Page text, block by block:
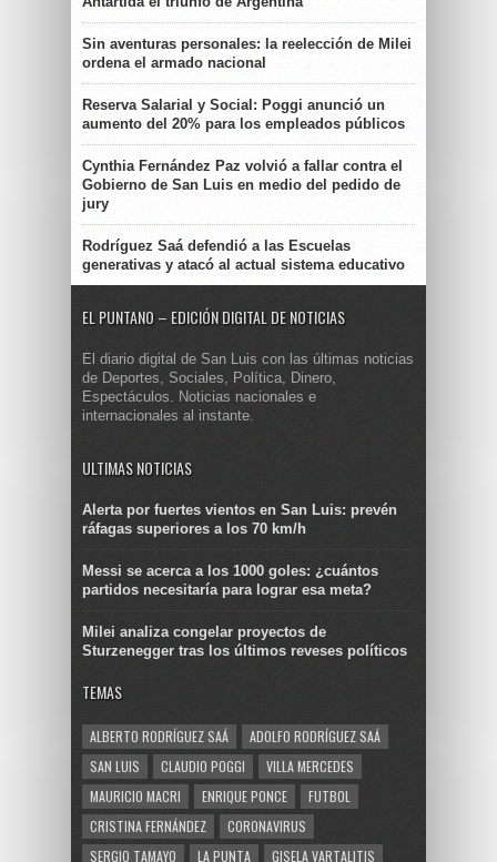
Sin aventuras personales: la reelección de Milei
ordena el armado nacional
Reserva Salarial y Social: Poggi anunció un
aumento del 20% para los empleados públicos
Cynthia Fernández Paz volvió a fallar contra el
Gobierno de San Luis en medio del pedido de
jury
Rodríguez Saá defendió a las Escuelas
generativas y atacó al actual sistema educativo
EL PUNTANO – EDICIÓN DIGITAL DE NOTICIAS
El diario digital de San Luis con las últimas noticias
de Deportes, Sociales, Política, Dinero,
Espectáculos. Noticias nacionales e
internacionales al instante.
ULTIMAS NOTICIAS
Alerta por fuertes vientos en San Luis: prevén
ráfagas superiores a los 70 km/h
Messi se acerca a los 1000 goles: ¿cuántos
partidos necesitaría para lograr esa meta?
Milei analiza congelar proyectos de
Sturzenegger tras los últimos reveses políticos
TEMAS
ALBERTO RODRÍGUEZ SAÁ
ADOLFO RODRÍGUEZ SAÁ
SAN LUIS
CLAUDIO POGGI
VILLA MERCEDES
MAURICIO MACRI
ENRIQUE PONCE
FUTBOL
CRISTINA FERNÁNDEZ
CORONAVIRUS
SERGIO TAMAYO
LA PUNTA GISELA VARTALITIS